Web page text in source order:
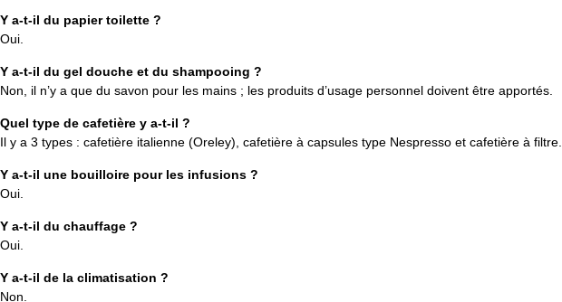
Y a-t-il du papier toilette ?
Oui.
Y a-t-il du gel douche et du shampooing ?
Non, il n’y a que du savon pour les mains ; les produits d’usage personnel doivent être apportés.
Quel type de cafetière y a-t-il ?
Il y a 3 types : cafetière italienne (Oreley), cafetière à capsules type Nespresso et cafetière à filtre.
Y a-t-il une bouilloire pour les infusions ?
Oui.
Y a-t-il du chauffage ?
Oui.
Y a-t-il de la climatisation ?
Non.